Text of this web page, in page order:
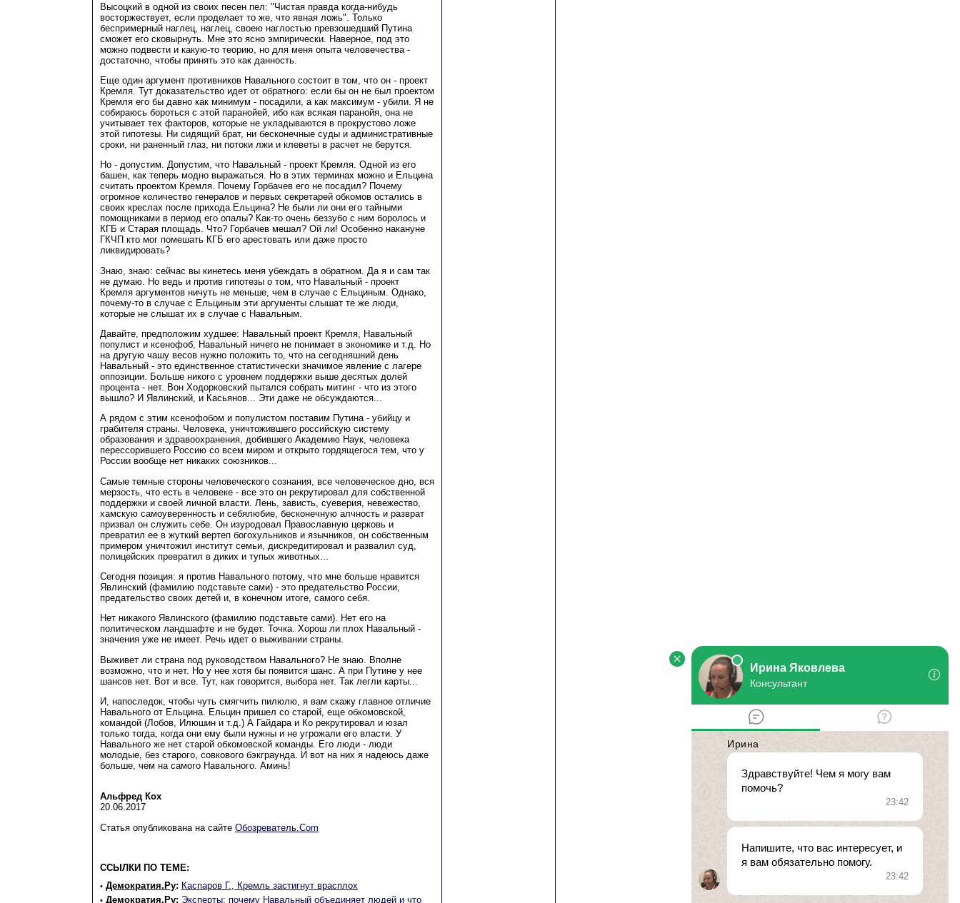
Высоцкий в одной из своих песен пел: "Чистая правда когда-нибудь
восторжествует, если проделает то же, что явная ложь". Только
беспримерный наглец, наглец, своею наглостью превзошедший Путина
сможет его сковырнуть. Мне это ясно эмпирически. Наверное, под это
можно подвести и какую-то теорию, но для меня опыта человечества -
достаточно, чтобы принять это как данность.
Еще один аргумент противников Навального состоит в том, что он - проект
Кремля. Тут доказательство идет от обратного: если бы он не был проектом
Кремля его бы давно как минимум - посадили, а как максимум - убили. Я не
собираюсь бороться с этой паранойей, ибо как всякая паранойя, она не
учитывает тех факторов, которые не укладываются в прокрустово ложе
этой гипотезы. Ни сидящий брат, ни бесконечные суды и административные
сроки, ни раненный глаз, ни потоки лжи и клеветы в расчет не берутся.
Но - допустим. Допустим, что Навальный - проект Кремля. Одной из его
башен, как теперь модно выражаться. Но в этих терминах можно и Ельцина
считать проектом Кремля. Почему Горбачев его не посадил? Почему
огромное количество генералов и первых секретарей обкомов остались в
своих креслах после прихода Ельцина? Не были ли они его тайными
помощниками в период его опалы? Как-то очень беззубо с ним боролось и
КГБ и Старая площадь. Что? Горбачев мешал? Ой ли! Особенно накануне
ГКЧП кто мог помешать КГБ его арестовать или даже просто
ликвидировать?
Знаю, знаю: сейчас вы кинетесь меня убеждать в обратном. Да я и сам так
не думаю. Но ведь и против гипотезы о том, что Навальный - проект
Кремля аргументов ничуть не меньше, чем в случае с Ельциным. Однако,
почему-то в случае с Ельциным эти аргументы слышат те же люди,
которые не слышат их в случае с Навальным.
Давайте, предположим худшее: Навальный проект Кремля, Навальный
популист и ксенофоб, Навальный ничего не понимает в экономике и т.д. Но
на другую чашу весов нужно положить то, что на сегодняшний день
Навальный - это единственное статистически значимое явление с лагере
оппозиции. Больше никого с уровнем поддержки выше десятых долей
процента - нет. Вон Ходорковский пытался собрать митинг - что из этого
вышло? И Явлинский, и Касьянов... Эти даже не обсуждаются...
А рядом с этим ксенофобом и популистом поставим Путина - убийцу и
грабителя страны. Человека, уничтожившего российскую систему
образования и здравоохранения, добившего Академию Наук, человека
перессорившего Россию со всем миром и открыто гордящегося тем, что у
России вообще нет никаких союзников...
Самые темные стороны человеческого сознания, все человеческое дно, вся
мерзость, что есть в человеке - все это он рекрутировал для собственной
поддержки и своей личной власти. Лень, зависть, суеверия, невежество,
хамскую самоуверенность и себялюбие, бесконечную алчность и разврат
призвал он служить себе. Он изуродовал Православную церковь и
превратил ее в жуткий вертеп богохульников и язычников, он собственным
примером уничтожил институт семьи, дискредитировал и развалил суд,
полицейских превратил в диких и тупых животных...
Сегодня позиция: я против Навального потому, что мне больше нравится
Явлинский (фамилию подставьте сами) - это предательство России,
предательство своих детей и, в конечном итоге, самого себя.
Нет никакого Явлинского (фамилию подставьте сами). Нет его на
политическом ландшафте и не будет. Точка. Хорош ли плох Навальный -
значения уже не имеет. Речь идет о выживании страны.
Выживет ли страна под руководством Навального? Не знаю. Вполне
возможно, что и нет. Но у нее хотя бы появится шанс. А при Путине у нее
шансов нет. Вот и все. Тут, как говорится, выбора нет. Так легли карты...
И, напоследок, чтобы чуть смягчить пилюлю, я вам скажу главное отличие
Навального от Ельцина. Ельцин пришел со старой, еще обкомовской,
командой (Лобов, Илюшин и т.д.) А Гайдара и Ко рекрутировал и юзал
только тогда, когда они ему были нужны и не угрожали его власти. У
Навального же нет старой обкомовской команды. Его люди - люди
молодые, без старого, совкового бэкграунда. И вот на них я надеюсь даже
больше, чем на самого Навального. Аминь!
Альфред Кох
20.06.2017
Статья опубликована на сайте Обозреватель.Com
ССЫЛКИ ПО ТЕМЕ:
• Демократия.Ру: Каспаров Г., Кремль застигнут врасплох
• Демократия.Ру: Эксперты: почему Навальный объединяет людей и что